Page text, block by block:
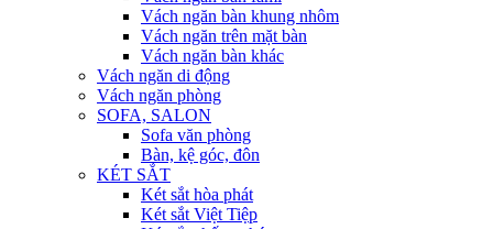
Vách ngăn bàn khung nhôm
Vách ngăn trên mặt bàn
Vách ngăn bàn khác
Vách ngăn di động
Vách ngăn phòng
SOFA, SALON
Sofa văn phòng
Bàn, kệ góc, đôn
KÉT SẮT
Két sắt hòa phát
Két sắt Việt Tiệp